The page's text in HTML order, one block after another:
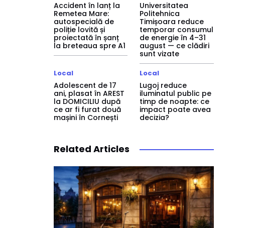
Accident în lanț la
Remetea Mare:
autospecială de
poliție lovită și
proiectată în șanț
la breteaua spre A1
Universitatea
Politehnica
Timișoara reduce
temporar consumul
de energie în 4–31
august — ce clădiri
sunt vizate
Local
Adolescent de 17
ani, plasat în AREST
la DOMICILIU după
ce ar fi furat două
mașini în Cornești
Local
Lugoj reduce
iluminatul public pe
timp de noapte: ce
impact poate avea
decizia?
Related Articles